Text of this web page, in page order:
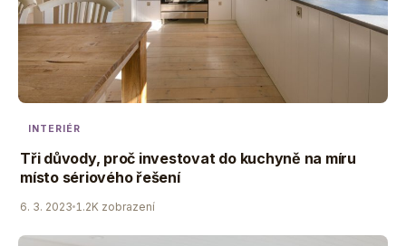
INTERIÉR
Tři důvody, proč investovat do kuchyně na míru
místo sériového řešení
6. 3. 2023 1.2K zobrazení